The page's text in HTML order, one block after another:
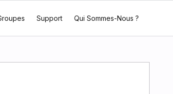
Support Qui Sommes-Nous ?